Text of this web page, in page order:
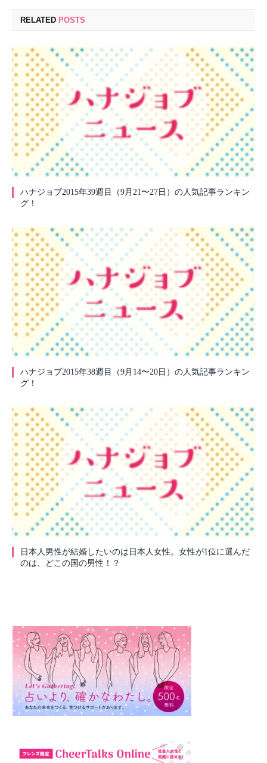
RELATED POSTS
ハナジョブ2015年39週目（9月21〜27日）の人気記事ランキン
グ！
ハナジョブ2015年38週目（9月14〜20日）の人気記事ランキン
グ！
日本人男性が結婚したいのは日本人女性。女性が1位に選んだ
のは、どこの国の男性！？